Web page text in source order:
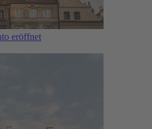
eröffnet